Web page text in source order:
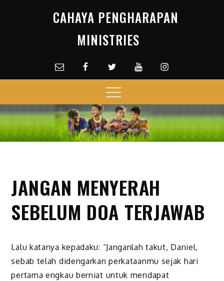
CAHAYA PENGHARAPAN
MINISTRIES
Email facebookTwitterYoutubeInstagram
Menu
JANGAN MENYERAH
SEBELUM DOA TERJAWAB
Lalu katanya kepadaku: “Janganlah takut, Daniel,
sebab telah didengarkan perkataanmu sejak hari
pertama engkau berniat untuk mendapat